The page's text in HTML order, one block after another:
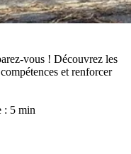
vous ! Découvrez les
et renforcer
: 5 min